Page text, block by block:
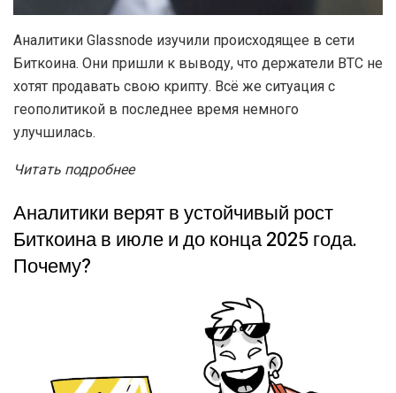
Аналитики Glassnode изучили происходящее в сети
Биткоина. Они пришли к выводу, что держатели BTC не
хотят продавать свою крипту. Всё же ситуация с
геополитикой в последнее время немного
улучшилась.
Читать подробнее
Аналитики верят в устойчивый рост
Биткоина в июле и до конца 2025 года.
Почему?